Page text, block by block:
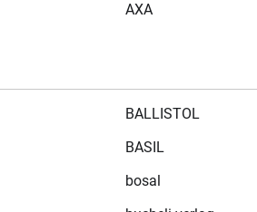
AXA
BALLISTOL
BASIL
bosal